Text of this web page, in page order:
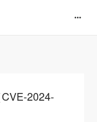
2024-